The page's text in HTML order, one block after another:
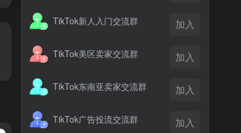
TikTok新人入门交流群 加入
TikTok美区卖家交流群 加入
TikTok东南亚卖家交流群 加入
TikTok广告投流交流群 加入